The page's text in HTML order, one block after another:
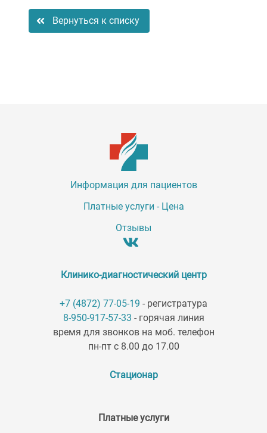
Вернуться к списку
Информация для пациентов
Платные услуги - Цена
Отзывы
Клинико-диагностический центр
+7 (4872) 77-05-19 - регистратура
8-950-917-57-33 - горячая линия
время для звонков на моб. телефон
пн-пт с 8.00 до 17.00
Стационар
Платные услуги